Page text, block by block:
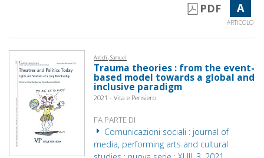
PDF A
ARTICOLO
Antichi, Samuel
Trauma theories : from the event-
based model towards a global and
inclusive paradigm
2021 - Vita e Pensiero
FA PARTE DI
Comunicazioni sociali : journal of
media, performing arts and cultural